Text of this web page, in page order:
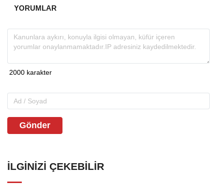
YORUMLAR
Gönder
İLGINIZI ÇEKEBILIR